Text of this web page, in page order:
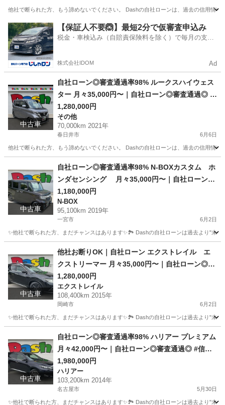
他社で断られた方、もう諦めないでください。 Dashの自社ローンは、過去の
岐阜 岐阜市 その他 スペーシア
【保証人不要🙆】最短2分で仮審査申込み
税金・車検込み（自賠責保険料を除く）で毎月の支払
株式会社IDOM Ad
中古車
自社ローン◎審査通過率98% ルークスハイウェス
ター 月々35,000円〜｜自社ローン◎審査通過◎ #
信用回復ローン #他社お断りOK #自己破産OK
1,280,000円
その他
70,000km 2021年
春日井市 6月6日
他社で断られた方、もう諦めないでください。 Dashの自社ローンは、過去の
その他 ローン
中古車
自社ローン◎審査通過率98% N-BOXカスタム ホ
ンダセンシング 月々35,000円〜｜自社ローン◎
審査通過◎ #信用回復ローン #他社お断りOK #自
己破産OK
1,180,000円
N-BOX
95,100km 2019年
一宮市 6月2日
✨他社で断られた方、まだチャンスはあります✨🏞️ Dashの自社ローンは過去より"未
N-BOX ローン
中古車
他社お断りOK｜自社ローン エクストレイル エ
クストリーマー 月々35,000円〜｜自社ローン◎審
査通過◎ #信用回復ローン #他社お断りOK #自己
破産OK
1,280,000円
エクストレイル
108,400km 2015年
岡崎市 6月2日
✨他社で断られた方、まだチャンスはあります✨🏞️ Dashの自社ローンは過去より"未
エクストレイル エクストリーマー
中古車
自社ローン◎審査通過率98% ハリアー プレミアム
月々42,000円〜｜自社ローン◎審査通過◎ #信用
回復ローン #他社お断りOK #自己破産OK #SUV #
ハリアー #高級SUV
1,980,000円
ハリアー
103,200km 2014年
名古屋市 5月30日
✨他社で断られた方、まだチャンスはあります✨🏞️ Dashの自社ローンは過去より"未